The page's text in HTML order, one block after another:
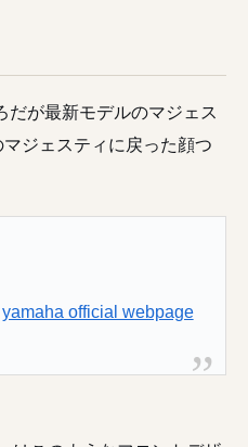
だが最新モデルのマジェス
ジェスティに戻った顔つ
yamaha official webpage